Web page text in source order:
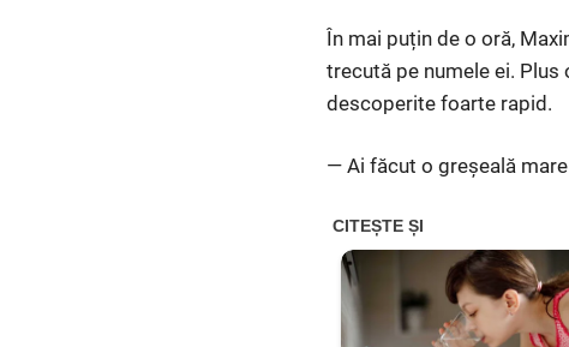
În mai puțin de o oră,
trecută pe numele ei. Plus
descoperite foarte rapid.
— Ai făcut o greșeală